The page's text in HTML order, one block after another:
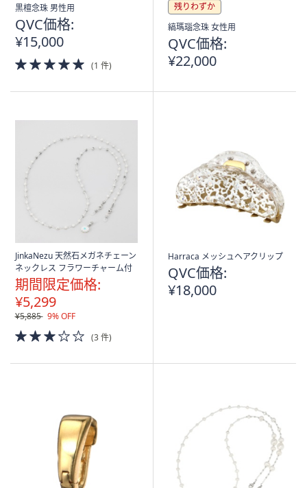
黒檀念珠 男性用
QVC価格:
¥15,000
5.0
of
(1 件)
残りわずか
縞瑪瑙念珠 女性用
QVC価格:
¥22,000
JinkaNezu 天然石メガネチェーン
ネックレス フラワーチャーム付
期間限定価格:
¥5,299
¥5,885 9% OFF
3.0
of
(3 件)
Harraca メッシュヘアクリップ
QVC価格:
¥18,000